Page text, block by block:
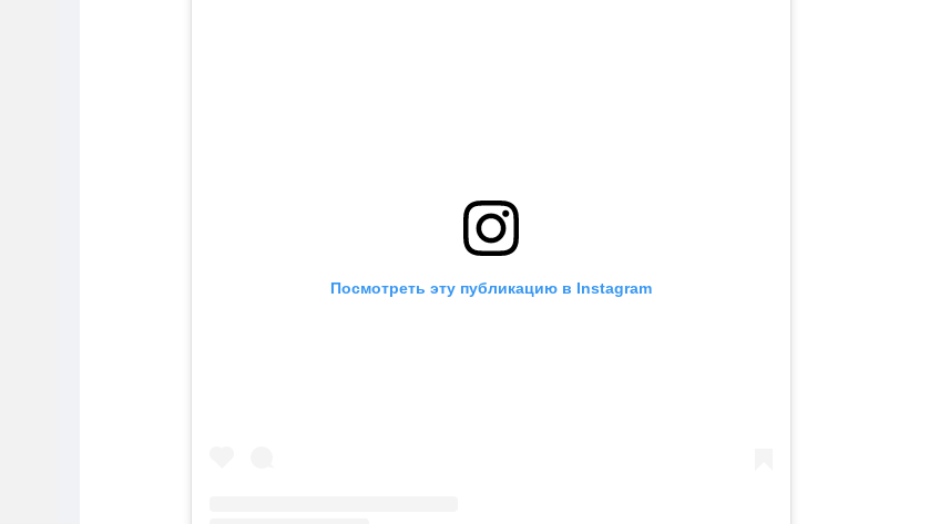
Посмотреть эту публикацию в Instagram